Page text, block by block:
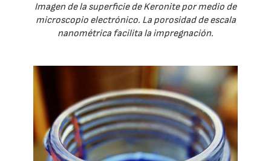
Imagen de la superficie de Keronite por medio de
microscopio electrónico. La porosidad de escala
nanométrica facilita la impregnación.